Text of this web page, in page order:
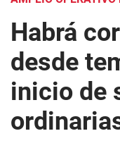
Habrá
desde
inicio de